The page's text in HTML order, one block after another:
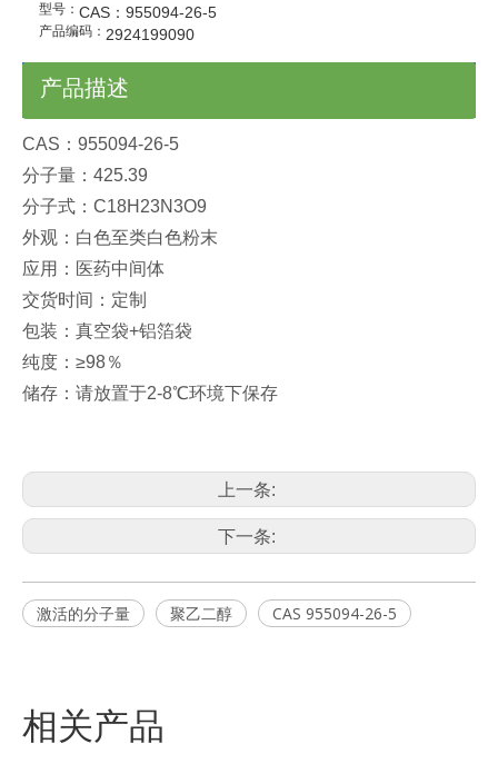
型号： CAS：955094-26-5
产品编码： 2924199090
产品描述
CAS：955094-26-5
分子量：425.39
分子式：C18H23N3O9
外观：白色至类白色粉末
应用：医药中间体
交货时间：定制
包装：真空袋+铝箔袋
纯度：≥98％
储存：请放置于2-8℃环境下保存
上一条:
下一条:
激活的分子量 聚乙二醇 CAS 955094-26-5
相关产品